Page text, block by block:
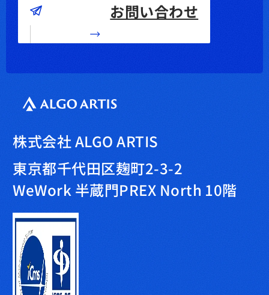
お問い合わせ
株式会社 ALGO ARTIS
東京都千代田区麹町2-3-2
WeWork 半蔵門PREX North 10階